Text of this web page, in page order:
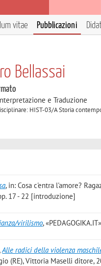
vitae Pubblicazioni
Bellassai
e Traduzione
HIST-03/A Storia
, in: Cosa c'entra l'amore?
17 - 22 [introduzione]
virilismo,
Alle radici della violenza
(RE), Vittoria Maselli ditore,